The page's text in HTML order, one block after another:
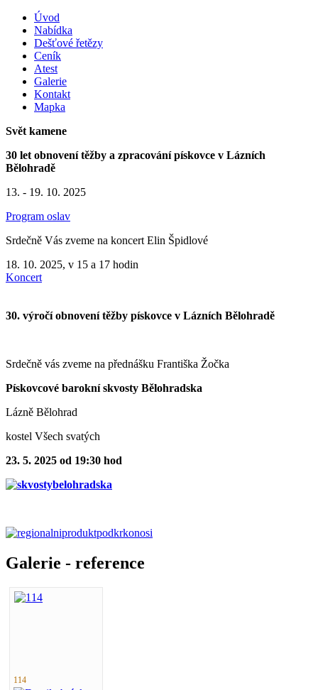
Úvod
Nabídka
Dešťové řetězy
Ceník
Atest
Galerie
Kontakt
Mapka
Svět kamene
30 let obnovení těžby a zpracování pískovce v Lázních
Bělohradě
13. - 19. 10. 2025
Program oslav
Srdečně Vás zveme na koncert Elin Špidlové
18. 10. 2025, v 15 a 17 hodin
Koncert
30. výročí obnovení těžby pískovce v Lázních Bělohradě
Srdečně vás zveme na přednášku Františka Žočka
Pískovcové barokní skvosty Bělohradska
Lázně Bělohrad
kostel Všech svatých
23. 5. 2025 od 19:30 hod
Galerie - reference
114